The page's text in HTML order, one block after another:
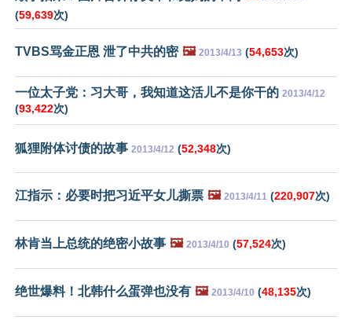
(59,639次)
TVBS骂金正恩 泄了中共的密 🖼️ 2013/4/13 (54,653次)
一位太子党：习大哥，我知道这活儿不是你干的 2013/4/12
(93,422次)
狐狸附体讨债的故事 2013/4/12 (52,348次)
江指示：必要时把习近平女儿撕票 🖼️ 2013/4/11 (220,907次)
林肯当上总统的绝密小故事 🖼️ 2013/4/10 (57,524次)
绝世爆料！北韩什么蛋弹也没有 🖼️ 2013/4/10 (48,135次)